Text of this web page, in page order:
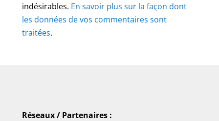
indésirables. En savoir plus sur la façon dont
les données de vos commentaires sont
traitées.
Réseaux / Partenaires :